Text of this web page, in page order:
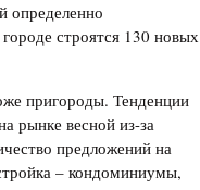
определенно
строятся 130 новых
пригороды. Тенденции
рынке весной из-за
предложений на
– кондоминиумы,